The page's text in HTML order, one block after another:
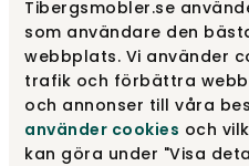
Tibergsmobler.se
som användare den
webbplats. Vi använder
trafik och förbättra
och annonser till våra
använder cookies och
kan göra under "Visa
2000 Spegel Grå
Englesson
5 100 kr